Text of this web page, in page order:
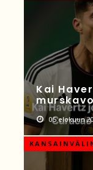
Kai
05 elokuun